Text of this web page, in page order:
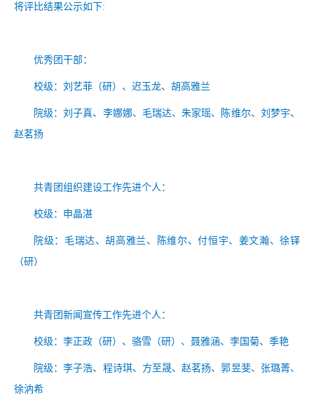
将评比结果公示如下:
优秀团干部：
校级： 刘艺菲（研）、迟玉龙、胡高雅兰
院级：刘子真、李娜娜、毛瑞达、朱家瑶、陈维尔、刘梦宇、
赵茗扬
共青团组织建设工作先进个人：
校级： 申晶湛
院级： 毛瑞达、胡高雅兰、陈维尔、付恒宇、姜文瀚、徐铎
（研）
共青团新闻宣传工作先进个人：
校级：李正政 （研） 、骆雪 （研） 、 聂雅涵、李国菊、季艳
院级：李子浩、程诗琪、方至晟、赵茗扬、郭昱斐、张璐菁、
徐汭希